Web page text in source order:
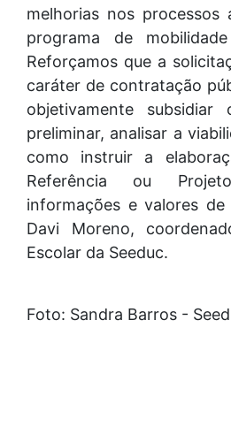
melhorias nos processos
programa de
Reforçamos que a
caráter de contratação
objetivamente
preliminar, analisar a
como instruir a
Referência ou
informações e valores
Davi Moreno,
Escolar da Seeduc.
Foto: Sandra Barros -